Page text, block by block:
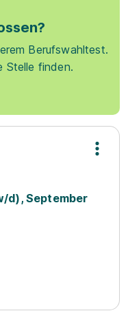
Berufswahltest.
Stelle finden.
d), September